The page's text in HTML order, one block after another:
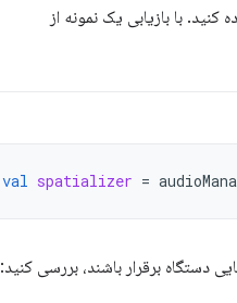
با بازیابی یک نمونه از
val spatializer =
دستگاه برقرار باشند، بررسی کنید: